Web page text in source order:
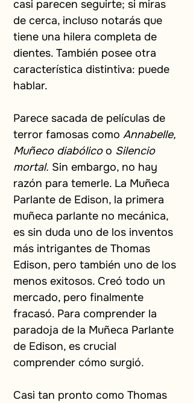
casi parecen seguirte; si miras
de cerca, incluso notarás que
tiene una hilera completa de
dientes. También posee otra
característica distintiva: puede
hablar.
Parece sacada de películas de
terror famosas como Annabelle,
Muñeco diabólico o Silencio
mortal. Sin embargo, no hay
razón para temerle. La Muñeca
Parlante de Edison, la primera
muñeca parlante no mecánica,
es sin duda uno de los inventos
más intrigantes de Thomas
Edison, pero también uno de los
menos exitosos. Creó todo un
mercado, pero finalmente
fracasó. Para comprender la
paradoja de la Muñeca Parlante
de Edison, es crucial
comprender cómo surgió.
Casi tan pronto como Thomas